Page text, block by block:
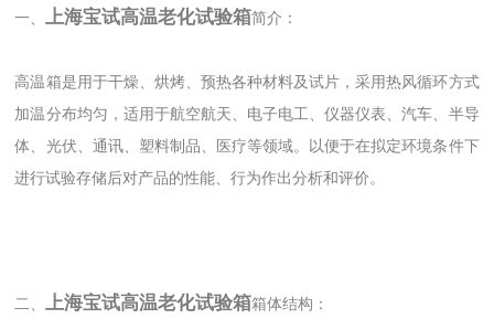
一、上海宝试高温老化试验箱简介：
高温箱是用于干燥、烘烤、预热各种材料及试片，采用热风循环方式
加温分布均匀，适用于航空航天、电子电工、仪器仪表、汽车、半导
体、光伏、通讯、塑料制品、医疗等领域。以便于在拟定环境条件下
进行试验存储后对产品的性能、行为作出分析和评价。
二、上海宝试高温老化试验箱箱体结构：